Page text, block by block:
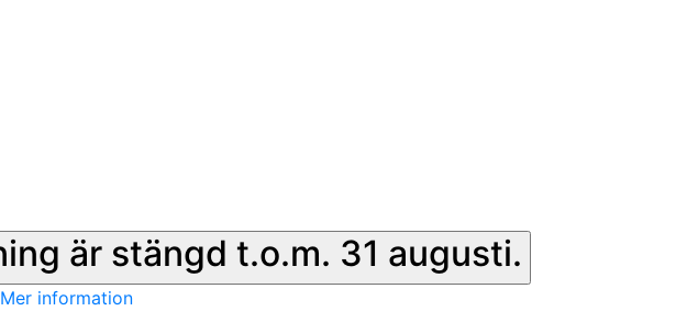
är stängd t.o.m. 31 augusti.
Mer information